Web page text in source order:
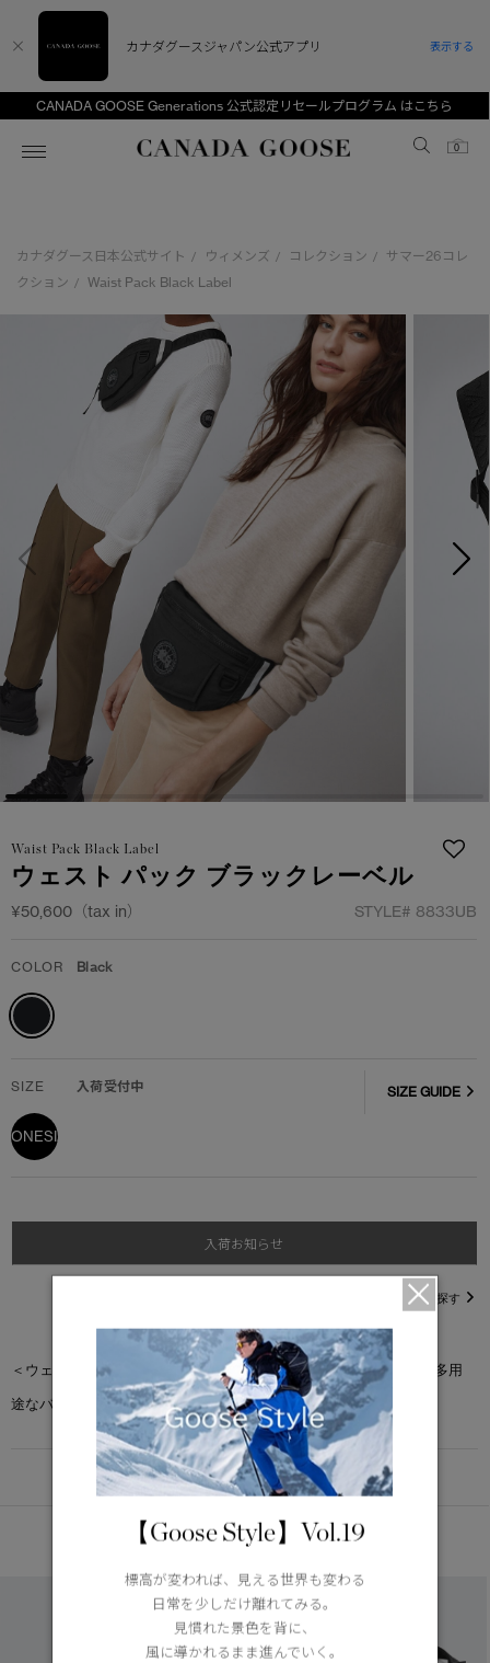
CANADA GOOSE Generations 公式認定リセールプログラム はこちら
Canada Goose
0
スノーグース
ディスカバー
アンバサダー
スプリングコレクション
ウィメンズ TOP
新着アイテム
ベストセラー
サマー 26 コレクション
サマー 26 コレクションLOOK
日本限定モデル
スノーグース
メイドインジャパンTシャツ
アウターウェア
アパレル
アクセサリー
フットウェア
コレクション
メンズ TOP
新着アイテム
ベストセラー
サマー 26 コレクション
サマー 26 コレクションLOOK
日本限定モデル
スノーグース
メイドインジャパンTシャツ
アウターウェア
アパレル
アクセサリー
フットウェア
コレクション
キッズ TOP
ベビー（0‐24ヵ月)
キッズ（2‐7歳)
ユース（6＋歳)
コレクション
CANADA GOOSE Generationsは、アウター
ウェアの下取り・再販を通じて、長く愛される製
品の価値を受け継いでいきます。
アーカイブの希少なピースもご覧いただけます。
詳しく見る
下取り申請
カナダグース日本公式サイト / ウィメンズ / コレクション /
サマー26コレ
クション
/ Waist Pack Black Label
Waist Pack Black Label
ウェスト パック ブラックレーベル
¥50,600（tax in） STYLE# 8833UB
COLOR Black
SIZE 入荷受付中
ONESIZE
SIZE GUIDE
入荷お知らせ
直営店在庫を探す
＜ウェスト パック>はあらゆる必需品をハンズフリーで持ち運べる多用
途なバッグです。
DETAIL
あなたへのおすすめ
カナダグースジャパン公式アプリ 表示する
【Goose Style】Vol.19
標高が変われば、見える世界も変わる
日常を少しだけ離れてみる。
見慣れた景色を背に、
風に導かれるまま進んでいく。